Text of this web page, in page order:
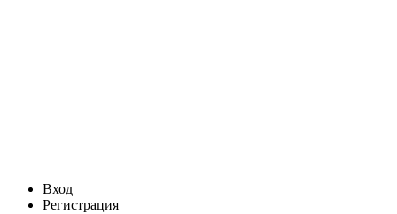
Вход
Регистрация